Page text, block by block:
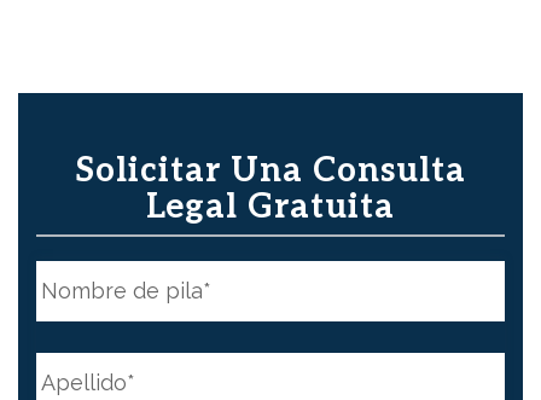
Solicitar Una Consulta
Legal Gratuita
N
o
m
b
e
*
N
a
m